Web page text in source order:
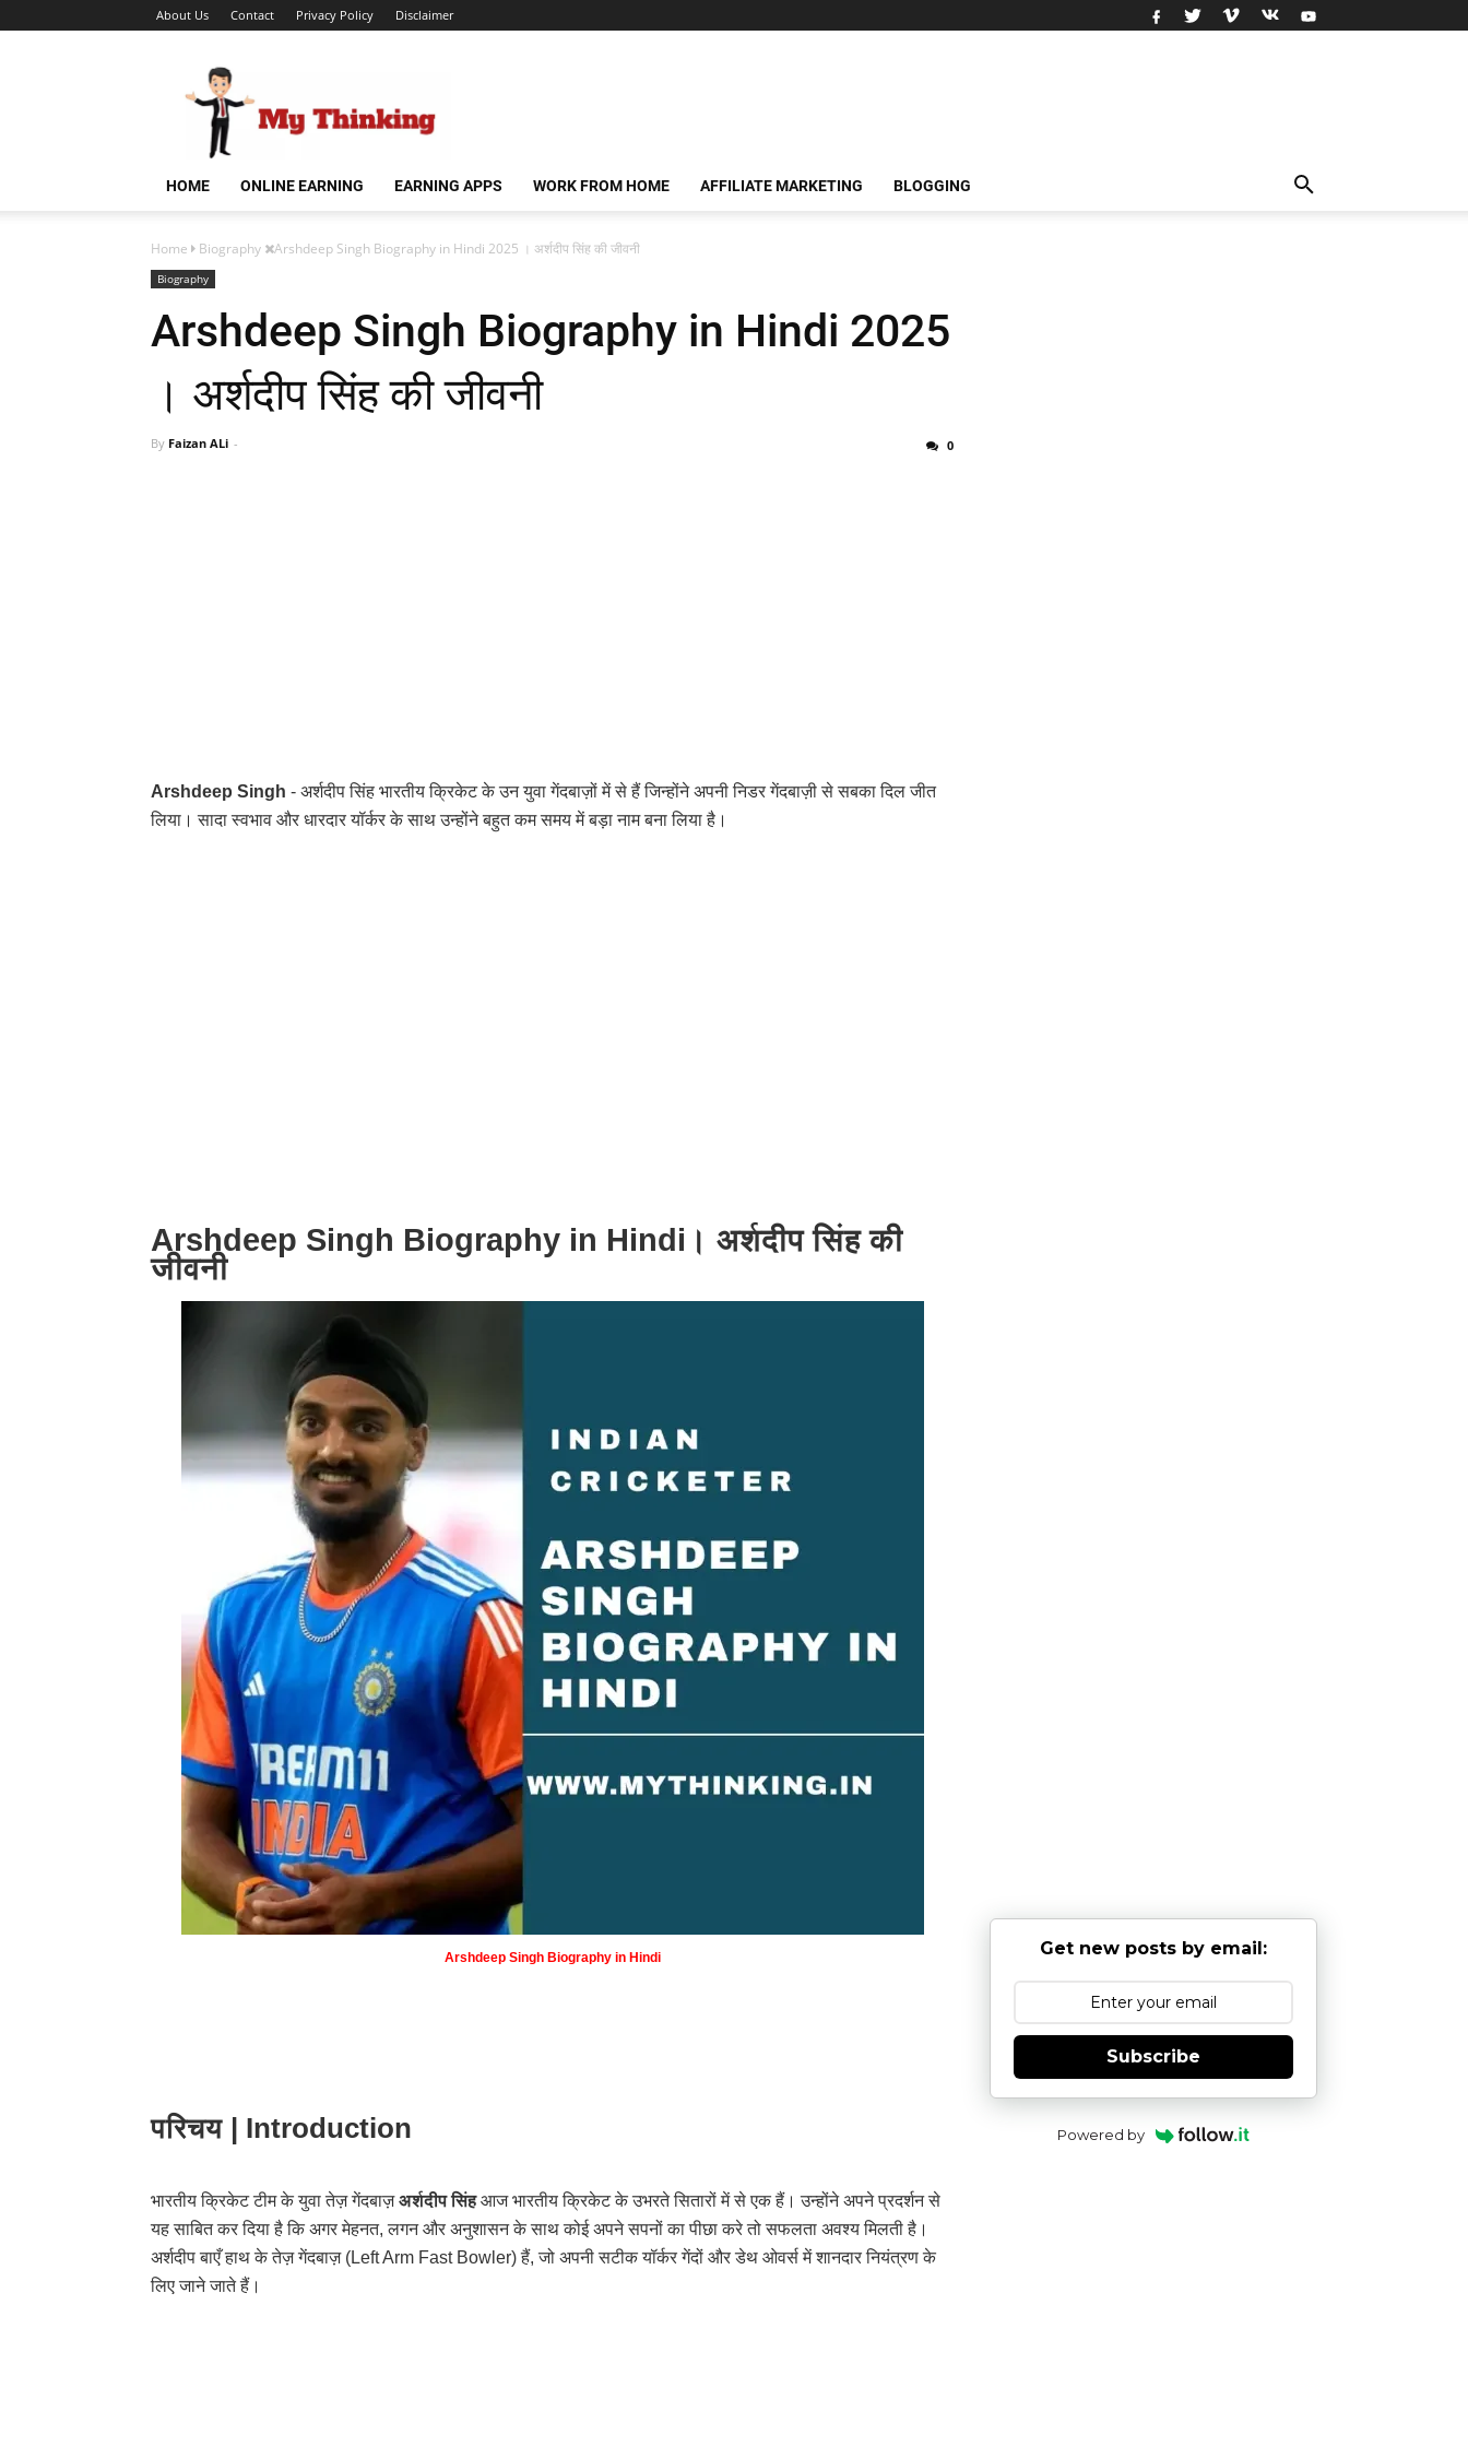
About Us Contact Privacy Policy Disclaimer
HOME ONLINE EARNING EARNING APPS WORK FROM HOME AFFILIATE MARKETING BLOGGING
Home Biography Arshdeep Singh Biography in Hindi 2025 । अर्शदीप सिंह की जीवनी
Biography
Arshdeep Singh Biography in Hindi 2025
। अर्शदीप सिंह की जीवनी
By Faizan ALi 0
Arshdeep Singh - अर्शदीप सिंह भारतीय क्रिकेट के उन युवा गेंदबाज़ों में से हैं जिन्होंने अपनी निडर गेंदबाज़ी से सबका दिल जीत
लिया। सादा स्वभाव और धारदार यॉर्कर के साथ उन्होंने बहुत कम समय में बड़ा नाम बना लिया है।
Arshdeep Singh Biography in Hindi। अर्शदीप सिंह की
जीवनी
Arshdeep Singh Biography in Hindi
परिचय | Introduction
भारतीय क्रिकेट टीम के युवा तेज़ गेंदबाज़अर्शदीप सिंहआज भारतीय क्रिकेट के उभरते सितारों में से एक हैं। उन्होंने अपने प्रदर्शन से
यह साबित कर दिया है कि अगर मेहनत, लगन और अनुशासन के साथ कोई अपने सपनों का पीछा करे तो सफलता अवश्य मिलती है।
अर्शदीप बाएँ हाथ के तेज़ गेंदबाज़ (Left Arm Fast Bowler) हैं, जो अपनी सटीक यॉर्कर गेंदों और डेथ ओवर्स में शानदार नियंत्रण के
लिए जाने जाते हैं।
Get new posts by email:
Subscribe
Powered by